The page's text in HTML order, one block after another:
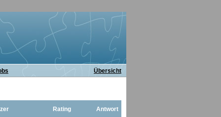
Übersicht
Rating Antwort